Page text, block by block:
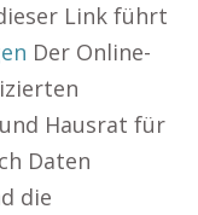
Link führt
Der Online-
Hausrat für
Daten
die